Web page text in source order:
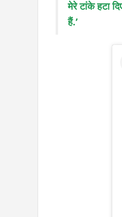
मेरे टांके हटा
हैं.’